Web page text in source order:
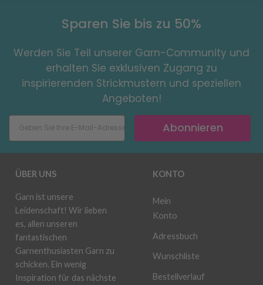
Sparen Sie bis zu 50%
Werden Sie Teil unserer Garn-Community und
erhalten Sie exklusiven Zugang zu
inspirierenden Strickmustern und speziellen
Angeboten!
Abonnieren
ÜBER UNS
Garn ist unsere
Leidenschaft! Wir lieben
es, allen unseren
fantastischen
Garnenthusiasten Garn zu
schicken. Ein wenig
Inspiration für das nächste
KONTO
Mein
Konto
Adressbuch
Wunschliste
Bestellverlauf